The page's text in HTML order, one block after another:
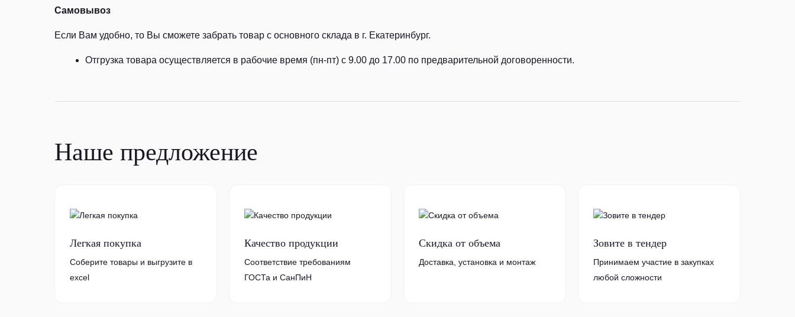
Самовывоз
Если Вам удобно, то Вы сможете забрать товар с основного склада в г. Екатеринбург.
Отгрузка товара осуществляется в рабочие время (пн-пт) с 9.00 до 17.00 по предварительной договоренности.
Наше предложение
Легкая покупка
Соберите товары и выгрузите в
excel
Качество продукции
Соответствие требованиям
ГОСТа и СанПиН
Скидка от объема
Доставка, установка и монтаж
Зовите в тендер
Принимаем участие в закупках
любой сложности